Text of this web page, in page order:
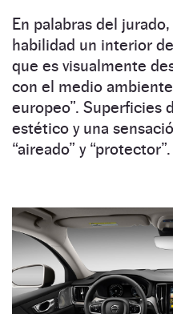
En palabras del
habilidad un interior
que es visualmente
con el medio
europeo”. Superficies
estético y una
“aireado” y “protector”.